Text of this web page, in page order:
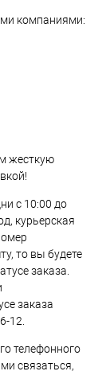
компаниями:
жесткую
с 10:00 до
курьерская
то вы будете
заказа.
заказа
12.
телефонного
связаться,